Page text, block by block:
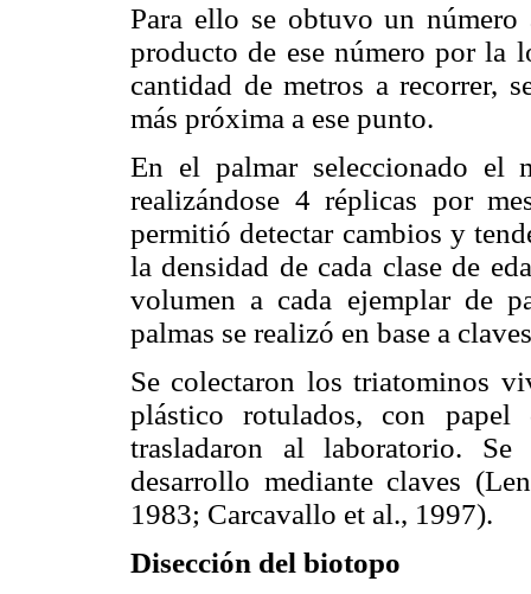
Para ello se obtuvo un
producto de ese número por la
cantidad de metros a recorrer,
más próxima a ese punto.
En el palmar seleccionado el
realizándose 4 réplicas por
permitió detectar cambios y
la densidad de cada clase de
volumen a cada ejemplar de
palmas se realizó en base a
Se colectaron los triatominos
plástico rotulados, con
trasladaron al laboratorio.
desarrollo mediante claves
1983; Carcavallo et al., 1997).
Disección del biotopo